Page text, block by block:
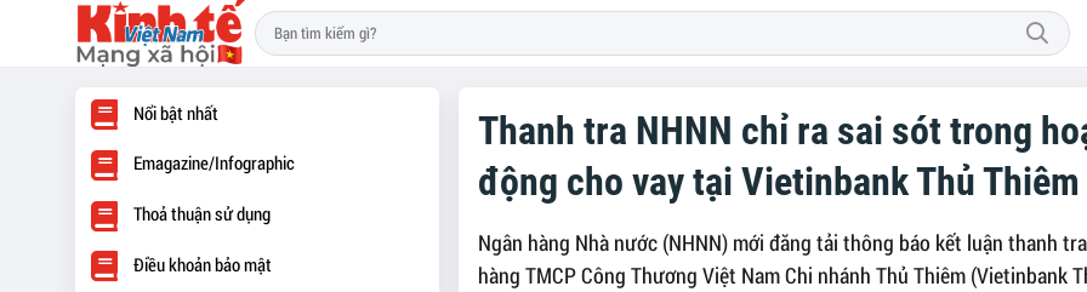
Thanh tra NHNN chỉ ra sai sót trong
động cho vay tại Vietinbank Thủ Thiêm
Ngân hàng Nhà nước (NHNN) mới đăng tải thông báo kết luận thanh
hàng TMCP Công Thương Việt Nam Chi nhánh Thủ Thiêm (Vietinbank
Nổi bật nhất
Emagazine/Infographic
Thoả thuận sử dụng
Điều khoản bảo mật